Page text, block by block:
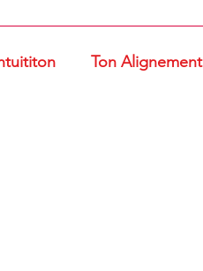
Ton Alignement